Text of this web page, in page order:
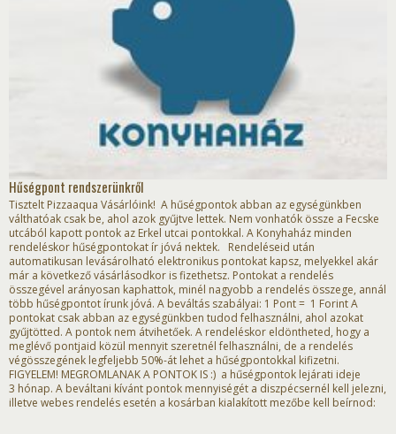
Hűségpont rendszerünkről
Tisztelt Pizzaaqua Vásárlóink! A hűségpontok abban az egységünkben
válthatóak csak be, ahol azok gyűjtve lettek. Nem vonhatók össze a Fecske
utcából kapott pontok az Erkel utcai pontokkal. A Konyhaház minden
rendeléskor hűségpontokat ír jóvá nektek. Rendeléseid után
automatikusan levásárolható elektronikus pontokat kapsz, melyekkel akár
már a következő vásárlásodkor is fizethetsz. Pontokat a rendelés
összegével arányosan kaphattok, minél nagyobb a rendelés összege, annál
több hűségpontot írunk jóvá. A beváltás szabályai: 1 Pont = 1 Forint A
pontokat csak abban az egységünkben tudod felhasználni, ahol azokat
gyűjtötted. A pontok nem átvihetőek. A rendeléskor eldöntheted, hogy a
meglévő pontjaid közül mennyit szeretnél felhasználni, de a rendelés
végösszegének legfeljebb 50%-át lehet a hűségpontokkal kifizetni.
FIGYELEM! MEGROMLANAK A PONTOK IS :) a hűségpontok lejárati ideje
3 hónap. A beváltani kívánt pontok mennyiségét a diszpécsernél kell jelezni,
illetve webes rendelés esetén a kosárban kialakított mezőbe kell beírnod: